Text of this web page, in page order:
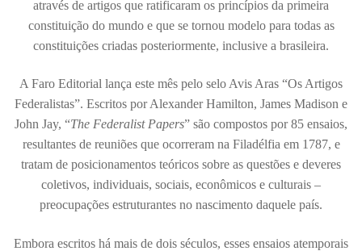
através de artigos que ratificaram os princípios da primeira
constituição do mundo e que se tornou modelo para todas as
constituições criadas posteriormente, inclusive a brasileira.
A Faro Editorial lança este mês pelo selo Avis Aras “Os Artigos
Federalistas”. Escritos por Alexander Hamilton, James Madison e
John Jay, “The Federalist Papers” são compostos por 85 ensaios,
resultantes de reuniões que ocorreram na Filadélfia em 1787, e
tratam de posicionamentos teóricos sobre as questões e deveres
coletivos, individuais, sociais, econômicos e culturais –
preocupações estruturantes no nascimento daquele país.
Embora escritos há mais de dois séculos, esses ensaios atemporais